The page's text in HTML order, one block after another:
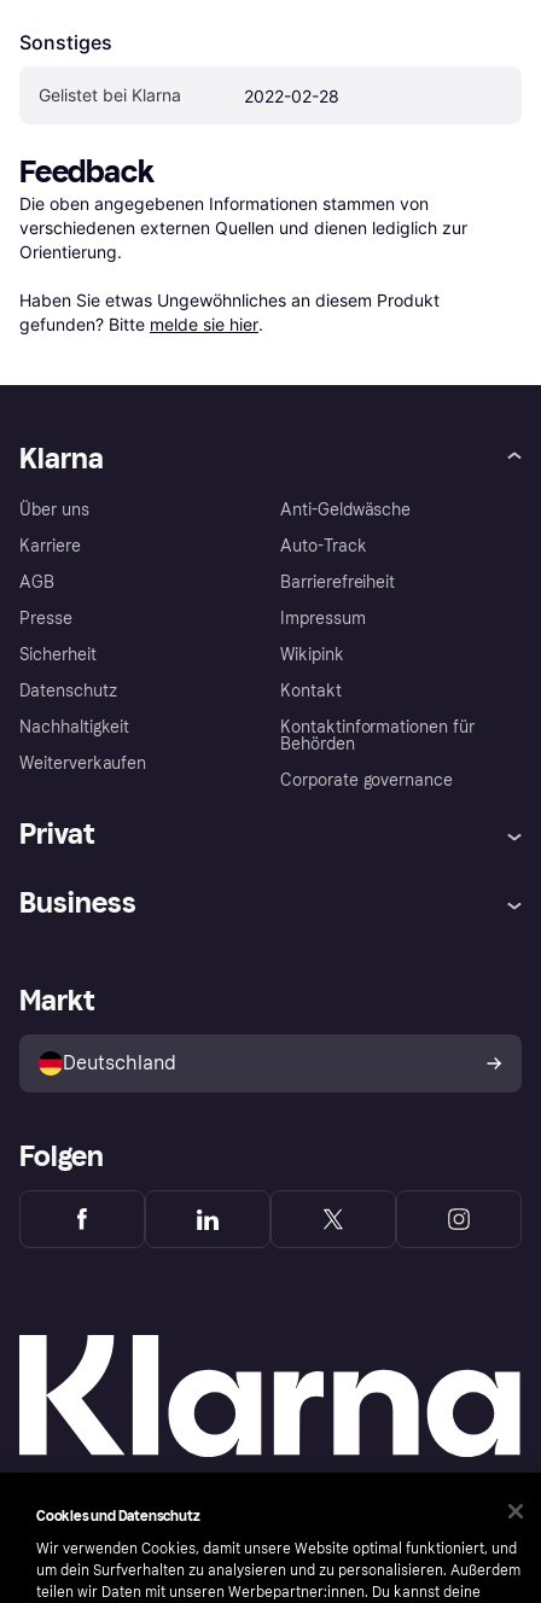
Sonstiges
Gelistet bei Klarna 2022-02-28
Feedback
Die oben angegebenen Informationen stammen von
verschiedenen externen Quellen und dienen lediglich zur
Orientierung.
Haben Sie etwas Ungewöhnliches an diesem Produkt
gefunden? Bitte melde sie hier.
Klarna
Über uns
Karriere
AGB
Presse
Sicherheit
Datenschutz
Nachhaltigkeit
Weiterverkaufen
Anti-Geldwäsche
Auto-Track
Barrierefreiheit
Impressum
Wikipink
Kontakt
Kontaktinformationen für
Behörden
Corporate governance
Privat
Klarna App
Shops entdecken
Käuferschutzrichtlinie
Dein Widerrufsrecht
Business
Händlerportal
Markt
Deutschland
Folgen
rights reserved. Klarna Bank AB (publ). Sveavägen 46, 111 34 Stockholm. Organization
number: 556737-0431
NutzungsbedingungenCookiesKlarna.com
Cookies und Datenschutz
Wir verwenden Cookies, damit unsere Website optimal funktioniert, und
um dein Surfverhalten zu analysieren und zu personalisieren. Außerdem
teilen wir Daten mit unseren Werbepartner:innen. Du kannst deine